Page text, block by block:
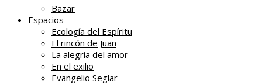
Bazar
Espacios
Ecología del Espíritu
El rincón de Juan
La alegría del amor
En el exilio
Evangelio Seglar